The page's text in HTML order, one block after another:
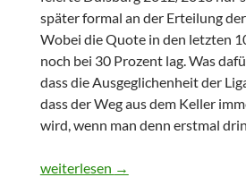
später formal an der Erteilung
Wobei die Quote in den letzten
noch bei 30 Prozent lag. Was
dass die Ausgeglichenheit der
dass der Weg aus dem Keller
wird, wenn man denn erstmal
14.Spieltag – 2.Bundesliga 2015/
weiterlesen →